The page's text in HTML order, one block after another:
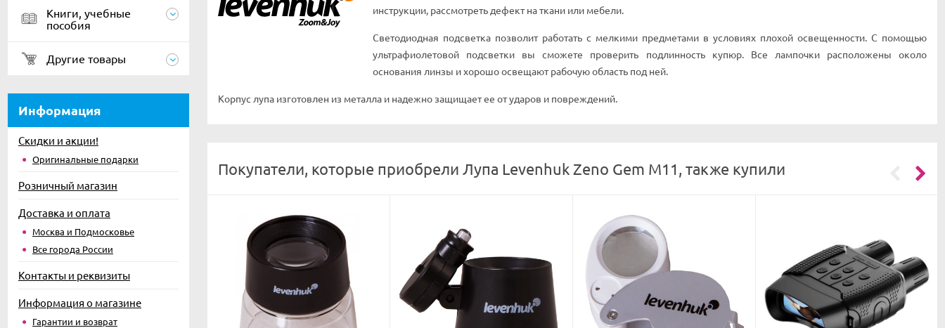
Книги, учебные
пособия
Другие товары
Информация
Скидки и акции!
Оригинальные подарки
Розничный магазин
Доставка и оплата
Москва и Подмосковье
Все города России
Контакты и реквизиты
Информация о магазине
Гарантии и возврат
инструкции, рассмотреть дефект на ткани или мебели.
Светодиодная подсветка позволит работать с мелкими предметами в условиях плохой освещенности. С помощью
ультрафиолетовой подсветки вы сможете проверить подлинность купюр. Все лампочки расположены около
основания линзы и хорошо освещают рабочую область под ней.
Корпус лупа изготовлен из металла и надежно защищает ее от ударов и повреждений.
Покупатели, которые приобрели Лупа Levenhuk Zeno Gem M11, также купили